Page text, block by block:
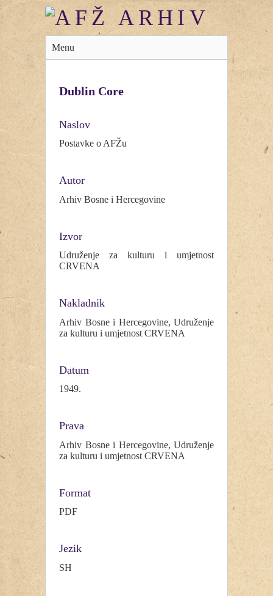
Menu
Dublin Core
Naslov
Postavke o AFŽu
Autor
Arhiv Bosne i Hercegovine
Izvor
Udruženje za kulturu i umjetnost
CRVENA
Nakladnik
Arhiv Bosne i Hercegovine, Udruženje
za kulturu i umjetnost CRVENA
Datum
1949.
Prava
Arhiv Bosne i Hercegovine, Udruženje
za kulturu i umjetnost CRVENA
Format
PDF
Jezik
SH